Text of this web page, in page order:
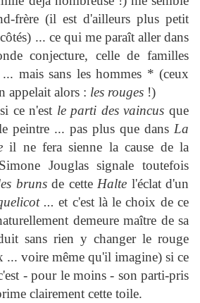
frère (il est d'ailleurs plus petit
... ce qui me paraît aller dans
conjecture, celle de familles
... mais sans les hommes * (ceux
appelait alors : les rouges !)
ce n'est le parti des vaincus que
peintre ... pas plus que dans La
il ne fera sienne la cause de la
Jouglas signale toutefois
brunsde cette Halte l'éclat d'un
...et c'est là le choix de ce
demeure maître de sa
sans rien y changer le rouge
... voire même qu'il imagine) si ce
- pour le moins - son parti-pris
clairement cette toile.